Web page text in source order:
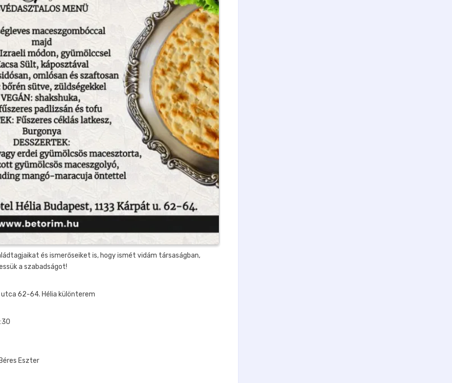
és ismerőseiket is, hogy ismét vidám társaságban,
a szabadságot!
utca 62-64. Hélia különterem
Eszter